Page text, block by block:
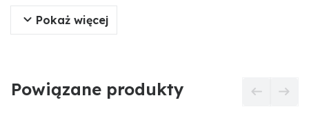
Oryginalny filtr paliwa CLAAS to precyzyjnie
wykonany element układu paliwowego, dedykowany
co zapewnia optymalną pracę silnika i chroni
podzespoły wtryskowe. Utrzymanie filtra w dobrym
Pokaż więcej
Powiązane produkty